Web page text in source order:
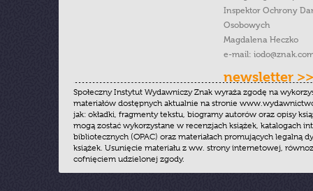
Inspektor Ochrony
Osobowych
Magdalena Heczko
e-mail:
newsletter >>
Społeczny Instytut Wydawniczy Znak wyraża zgodę na
materiałów dostępnych aktualnie na stronie
jak: okładki, fragmenty tekstu, biogramy autorów oraz opisy
mogą zostać wykorzystane w recenzjach książek, katalogach
bibliotecznych (OPAC) oraz materiałach promujących legalną
książek. Usunięcie materiału z ww. strony internetowej,
cofnięciem udzielonej zgody.